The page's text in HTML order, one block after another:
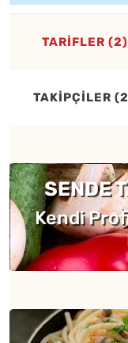
TARİFLER (2)
TAKİPÇİLER
SENDE
Kendi